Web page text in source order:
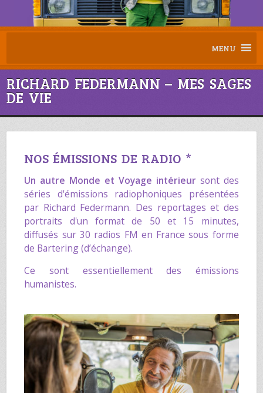
MENU
RICHARD FEDERMANN – MES SAGES
DE VIE
NOS ÉMISSIONS DE RADIO *
Un autre Monde et Voyage intérieursont des
séries d'émissions radiophoniques présentées
par Richard Federmann. Des reportages et des
portraits d'un format de 50 et 15 minutes,
diffusés sur 30 radios FM en France sous forme
de Bartering (d’échange).
Ce sont essentiellement des émissions
humanistes.